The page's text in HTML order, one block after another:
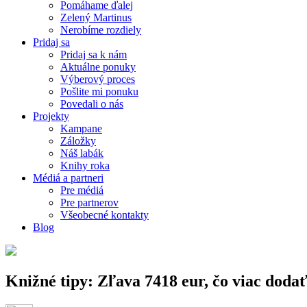
Pomáhame ďalej
Zelený Martinus
Nerobíme rozdiely
Pridaj sa
Pridaj sa k nám
Aktuálne ponuky
Výberový proces
Pošlite mi ponuku
Povedali o nás
Projekty
Kampane
Záložky
Náš labák
Knihy roka
Médiá a partneri
Pre médiá
Pre partnerov
Všeobecné kontakty
Blog
Knižné tipy: Zľava 7418 eur, čo viac